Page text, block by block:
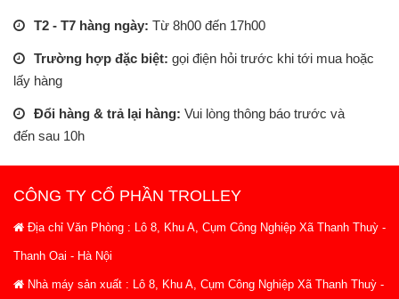
T2 - T7 hàng ngày: Từ 8h00 đến 17h00
Trường hợp đặc biệt: gọi điện hỏi trước khi tới mua hoặc
lấy hàng
Đổi hàng & trả lại hàng: Vui lòng thông báo trước và
đến sau 10h
CÔNG TY CỔ PHẦN TROLLEY
Địa chỉ Văn Phòng : Lô 8, Khu A, Cụm Công Nghiệp Xã Thanh Thuỳ -
Thanh Oai - Hà Nội
Nhà máy sản xuất : Lô 8, Khu A, Cụm Công Nghiệp Xã Thanh Thuỳ -